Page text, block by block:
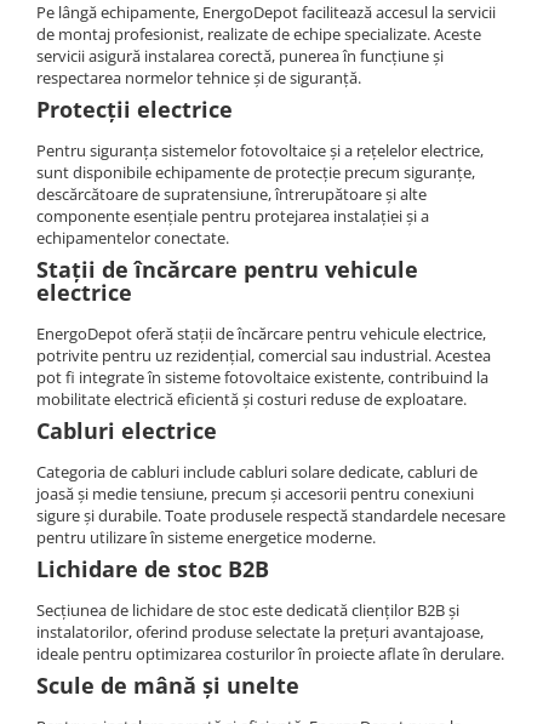
Pe lângă echipamente, EnergoDepot facilitează accesul la servicii
de montaj profesionist, realizate de echipe specializate. Aceste
servicii asigură instalarea corectă, punerea în funcțiune și
respectarea normelor tehnice și de siguranță.
Protecții electrice
Pentru siguranța sistemelor fotovoltaice și a rețelelor electrice,
sunt disponibile echipamente de protecție precum siguranțe,
descărcătoare de supratensiune, întrerupătoare și alte
componente esențiale pentru protejarea instalației și a
echipamentelor conectate.
Stații de încărcare pentru vehicule
electrice
EnergoDepot oferă stații de încărcare pentru vehicule electrice,
potrivite pentru uz rezidențial, comercial sau industrial. Acestea
pot fi integrate în sisteme fotovoltaice existente, contribuind la
mobilitate electrică eficientă și costuri reduse de exploatare.
Cabluri electrice
Categoria de cabluri include cabluri solare dedicate, cabluri de
joasă și medie tensiune, precum și accesorii pentru conexiuni
sigure și durabile. Toate produsele respectă standardele necesare
pentru utilizare în sisteme energetice moderne.
Lichidare de stoc B2B
Secțiunea de lichidare de stoc este dedicată clienților B2B și
instalatorilor, oferind produse selectate la prețuri avantajoase,
ideale pentru optimizarea costurilor în proiecte aflate în derulare.
Scule de mână și unelte